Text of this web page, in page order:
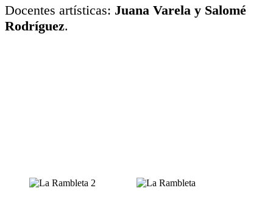
Docentes artísticas: Juana Varela y Salomé
Rodríguez.